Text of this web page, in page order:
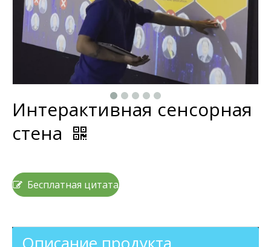
Интерактивная сенсорная
стена
Бесплатная цитата